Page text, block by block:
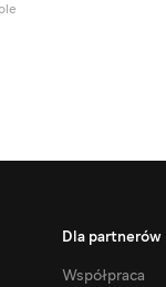
Dla partnerów
Współpraca